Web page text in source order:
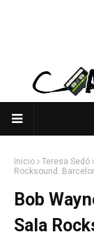
Inicio Teresa Sedó
Rocksound.
Bob
Sala